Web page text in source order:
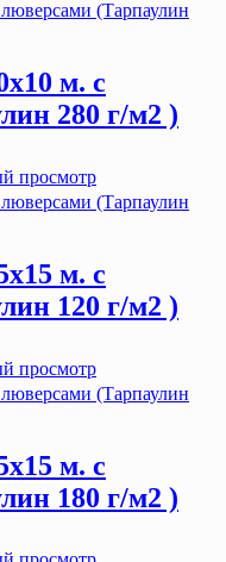
м. с
280 г/м2 )
просмотр
м. с
120 г/м2 )
просмотр
м. с
180 г/м2 )